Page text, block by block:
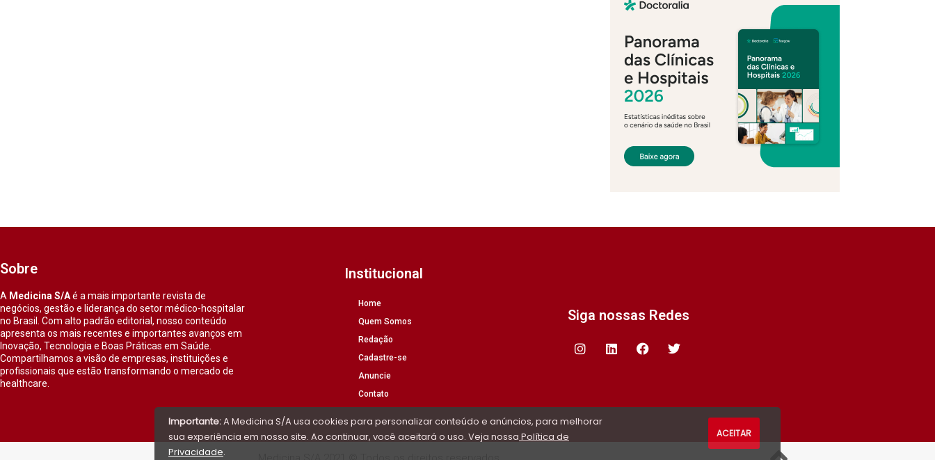
Sobre
A Medicina S/Aé a mais importante revista de
negócios, gestão e liderança do setor médico-hospitalar
no Brasil. Com alto padrão editorial, nosso conteúdo
apresenta os mais recentes e importantes avanços em
Inovação, Tecnologia e Boas Práticas em Saúde.
Compartilhamos a visão de empresas, instituições e
profissionais que estão transformando o mercado de
healthcare.
Institucional
Home
Quem Somos
Redação
Cadastre-se
Anuncie
Contato
Siga nossas Redes
Importante:A Medicina S/A usa cookies para personalizar conteúdo e anúncios, para melhorar
sua experiência em nosso site. Ao continuar, você aceitará o uso. Veja nossa Política de
Privacidade.
ACEITAR